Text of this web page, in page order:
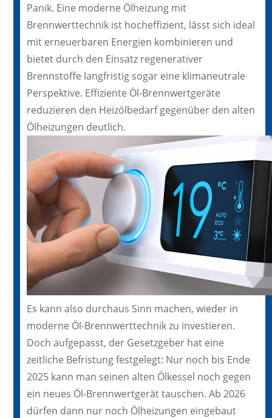
Panik. Eine moderne Ölheizung mit
Brennwerttechnik ist hocheffizient, lässt sich ideal
mit erneuerbaren Energien kombinieren und
bietet durch den Einsatz regenerativer
Brennstoffe langfristig sogar eine klimaneutrale
Perspektive. Effiziente Öl-Brennwertgeräte
reduzieren den Heizölbedarf gegenüber den alten
Ölheizungen deutlich.
Es kann also durchaus Sinn machen, wieder in
moderne Öl-Brennwerttechnik zu investieren.
Doch aufgepasst, der Gesetzgeber hat eine
zeitliche Befristung festgelegt: Nur noch bis Ende
2025 kann man seinen alten Ölkessel noch gegen
ein neues Öl-Brennwertgerät tauschen. Ab 2026
dürfen dann nur noch Ölheizungen eingebaut